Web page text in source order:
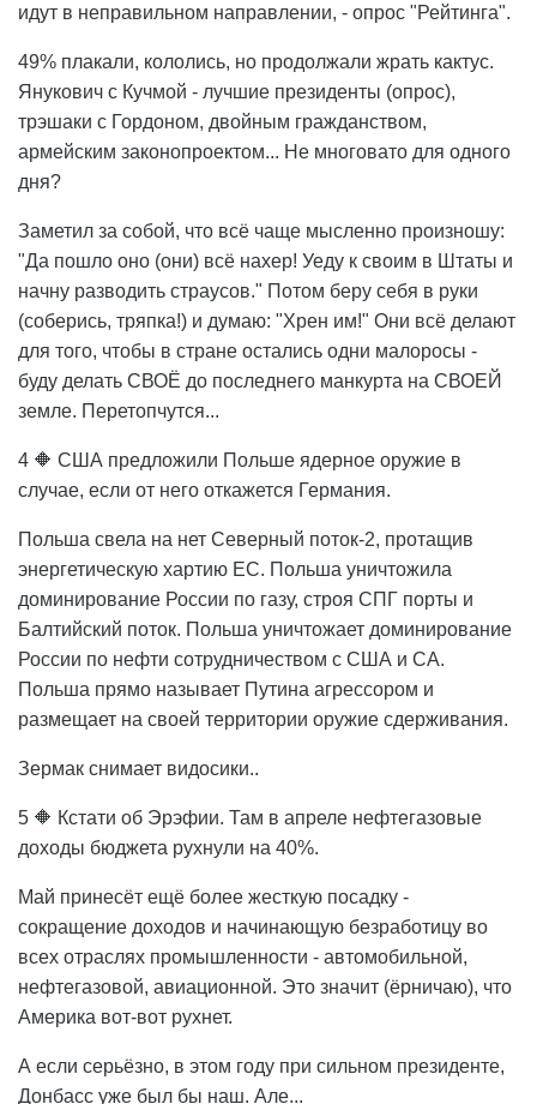
идут в неправильном направлении, - опрос "Рейтинга".
49% плакали, кололись, но продолжали жрать кактус.
Янукович с Кучмой - лучшие президенты (опрос),
трэшаки с Гордоном, двойным гражданством,
армейским законопроектом... Не многовато для одного
дня?
Заметил за собой, что всё чаще мысленно произношу:
"Да пошло оно (они) всё нахер! Уеду к своим в Штаты и
начну разводить страусов." Потом беру себя в руки
(соберись, тряпка!) и думаю: "Хрен им!" Они всё делают
для того, чтобы в стране остались одни малоросы -
буду делать СВОЁ до последнего манкурта на СВОЕЙ
земле. Перетопчутся...
4 🔶 США предложили Польше ядерное оружие в
случае, если от него откажется Германия.
Польша свела на нет Северный поток-2, протащив
энергетическую хартию ЕС. Польша уничтожила
доминирование России по газу, строя СПГ порты и
Балтийский поток. Польша уничтожает доминирование
России по нефти сотрудничеством с США и СА.
Польша прямо называет Путина агрессором и
размещает на своей территории оружие сдерживания.
Зермак снимает видосики..
5 🔶 Кстати об Эрэфии. Там в апреле нефтегазовые
доходы бюджета рухнули на 40%.
Май принесёт ещё более жесткую посадку -
сокращение доходов и начинающую безработицу во
всех отраслях промышленности - автомобильной,
нефтегазовой, авиационной. Это значит (ёрничаю), что
Америка вот-вот рухнет.
А если серьёзно, в этом году при сильном президенте,
Донбасс уже был бы наш. Але...